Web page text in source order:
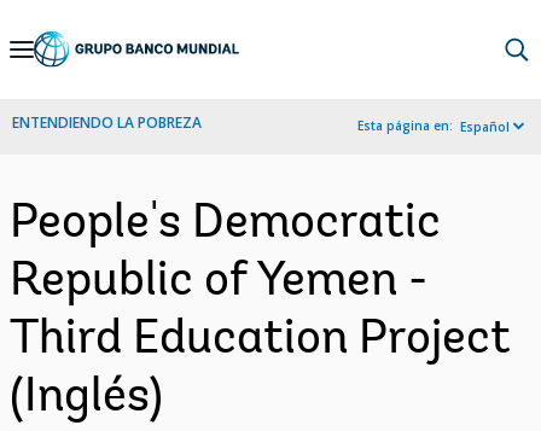
Skip
Navigation
ENTENDIENDO LA POBREZA Esta página en: Español
People's Democratic
Republic of Yemen -
Third Education Project
(Inglés)